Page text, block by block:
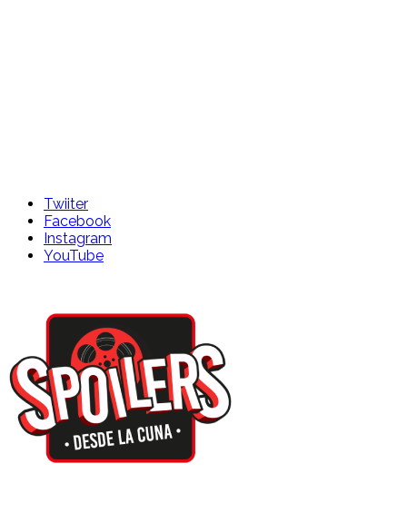
Twiiter
Facebook
Instagram
YouTube